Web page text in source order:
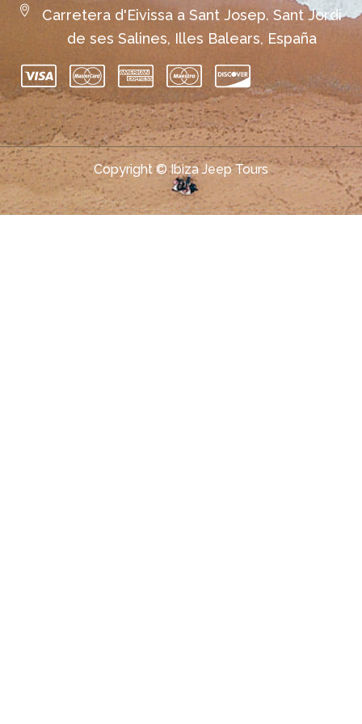
Carretera d'Eivissa a Sant Josep. Sant Jordi
de ses Salines, Illes Balears, España
Copyright © Ibiza Jeep Tours